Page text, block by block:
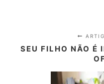
SEU FILHO NÃO É